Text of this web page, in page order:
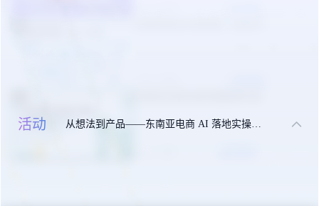
活动 从想法到产品——东南亚电商 AI 落地实操大课